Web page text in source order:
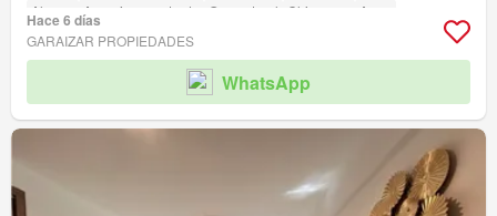
Alarma
Armario empotrado Gas natural Chimenea
Agua
Electricidad Seguridad Gimnasio
Ascensor
Sauna Jardín Parrilla Acceso para personas con discapacidad
Hace 6 días
GARAIZAR PROPIEDADES
WhatsApp